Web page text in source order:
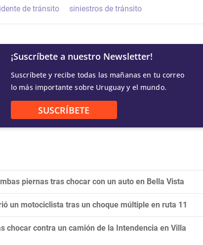
de tránsito siniestros de tránsito
¡Suscríbete a nuestro Newsletter!
Suscríbete y recibe todas las mañanas en tu correo
lo más importante sobre Uruguay y el mundo.
SUSCRÍBETE
piernas tras chocar con un auto en Bella Vista
un motociclista tras un choque múltiple en ruta 11
chocar contra un camión de la Intendencia en Villa